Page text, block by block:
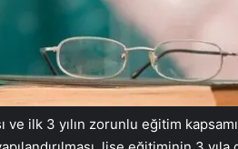
ilk 3 yılın zorunlu eğitim